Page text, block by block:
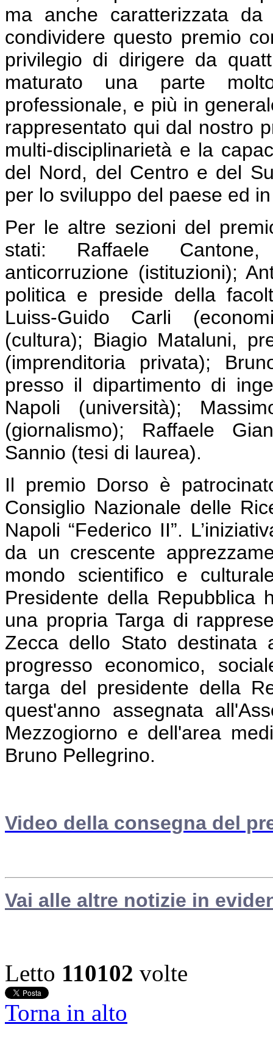
ma anche caratterizzata
condividere questo premio
privilegio di dirigere da
maturato una parte
professionale, e più in
rappresentato qui dal nostro
multi-disciplinarietà e la
del Nord, del Centro e del
per lo sviluppo del paese ed
Per le altre sezioni del
stati: Raffaele
anticorruzione (istituzioni);
politica e preside della
Luiss-Guido Carli
(cultura); Biagio Mataluni,
(imprenditoria privata);
presso il dipartimento di
Napoli (università);
(giornalismo); Raffaele
Sannio (tesi di laurea).
Il premio Dorso è
Consiglio Nazionale delle
Napoli “Federico II”.
da un crescente
mondo scientifico e
Presidente della Repubblica
una propria Targa di
Zecca dello Stato
progresso economico,
targa del presidente della
quest'anno assegnata
Mezzogiorno e dell'area
Bruno Pellegrino.
Video della consegna del
Vai alle altre notizie in
Letto 110102 volte
Torna in alto